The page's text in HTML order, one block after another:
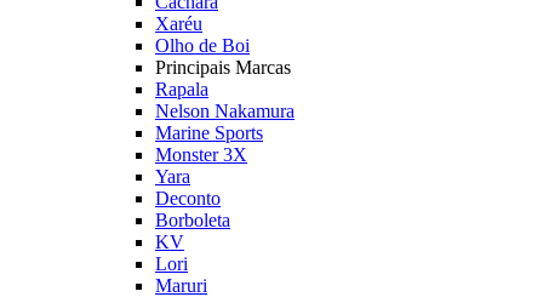
Xaréu
Olho de Boi
Principais Marcas
Rapala
Nelson Nakamura
Marine Sports
Monster 3X
Yara
Deconto
Borboleta
KV
Lori
Maruri